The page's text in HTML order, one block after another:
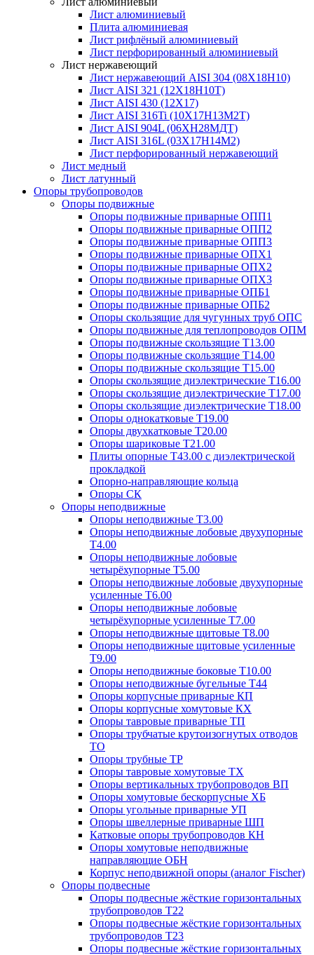
Лист алюминиевый
Плита алюминиевая
Лист рифлёный алюминиевый
Лист перфорированный алюминиевый
Лист нержавеющий
Лист нержавеющий AISI 304 (08Х18Н10)
Лист AISI 321 (12Х18Н10Т)
Лист AISI 430 (12Х17)
Лист AISI 316Ti (10Х17Н13М2Т)
Лист AISI 904L (06ХН28МДТ)
Лист AISI 316L (03Х17Н14М2)
Лист перфорированный нержавеющий
Лист медный
Лист латунный
Опоры трубопроводов
Опоры подвижные
Опоры подвижные приварные ОПП1
Опоры подвижные приварные ОПП2
Опоры подвижные приварные ОПП3
Опоры подвижные приварные ОПХ1
Опоры подвижные приварные ОПХ2
Опоры подвижные приварные ОПХ3
Опоры подвижные приварные ОПБ1
Опоры подвижные приварные ОПБ2
Опоры скользящие для чугунных труб ОПС
Опоры подвижные для теплопроводов ОПМ
Опоры подвижные скользящие Т13.00
Опоры подвижные скользящие Т14.00
Опоры подвижные скользящие Т15.00
Опоры скользящие диэлектрические Т16.00
Опоры скользящие диэлектрические Т17.00
Опоры скользящие диэлектрические Т18.00
Опоры однокатковые Т19.00
Опоры двухкатковые Т20.00
Опоры шариковые Т21.00
Плиты опорные Т43.00 с диэлектрической
прокладкой
Опорно-направляющие кольца
Опоры СК
Опоры неподвижные
Опоры неподвижные Т3.00
Опоры неподвижные лобовые двухупорные
Т4.00
Опоры неподвижные лобовые
четырёхупорные Т5.00
Опоры неподвижные лобовые двухупорные
усиленные Т6.00
Опоры неподвижные лобовые
четырёхупорные усиленные Т7.00
Опоры неподвижные щитовые Т8.00
Опоры неподвижные щитовые усиленные
Т9.00
Опоры неподвижные боковые Т10.00
Опоры неподвижные бугельные Т44
Опоры корпусные приварные КП
Опоры корпусные хомутовые КХ
Опоры тавровые приварные ТП
Опоры трубчатые крутоизогнутых отводов
ТО
Опоры трубные ТР
Опоры тавровые хомутовые ТХ
Опоры вертикальных трубопроводов ВП
Опоры хомутовые бескорпусные ХБ
Опоры угольные приварные УП
Опоры швеллерные приварные ШП
Катковые опоры трубопроводов КН
Опоры хомутовые неподвижные
направляющие ОБН
Корпус неподвижной опоры (аналог Fischer)
Опоры подвесные
Опоры подвесные жёсткие горизонтальных
трубопроводов Т22
Опоры подвесные жёсткие горизонтальных
трубопроводов Т23
Опоры подвесные жёсткие горизонтальных